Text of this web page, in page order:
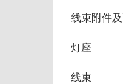
线束附件
灯座
线束